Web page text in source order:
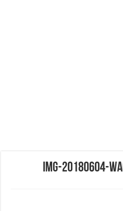
img-20180604-